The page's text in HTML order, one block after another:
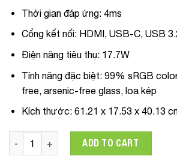
Thời gian đáp ứng:4ms
Cổng kết nối:HDMI, USB-C, USB
Điện năng tiêu thụ:17.7W
Tính năng đặc biệt:99% sRGB
free, arsenic-free glass, loa kép
Kích thước:61.21 x 17.53 x 40.13
Màn hình Dell S2722DC 27 inch
ADD TO CART